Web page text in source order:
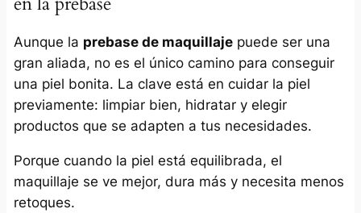
Aunque la prebase de maquillajepuede ser una
gran aliada, no es el único camino para conseguir
una piel bonita. La clave está en cuidar la piel
previamente: limpiar bien, hidratar y elegir
productos que se adapten a tus necesidades.
Porque cuando la piel está equilibrada, el
maquillaje se ve mejor, dura más y necesita menos
retoques.